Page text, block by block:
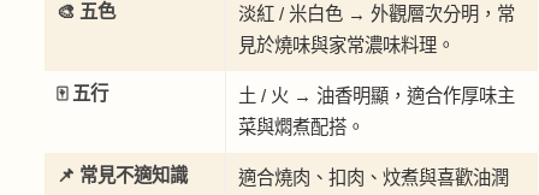
🎨 五色
淡紅 / 米白色 → 外觀層次分明，常
見於燒味與家常濃味料理。
🀄 五行
土 / 火 → 油香明顯，適合作厚味主
菜與燜煮配搭。
📌 常見不適知識
適合燒肉、扣肉、炆煮與喜歡油潤